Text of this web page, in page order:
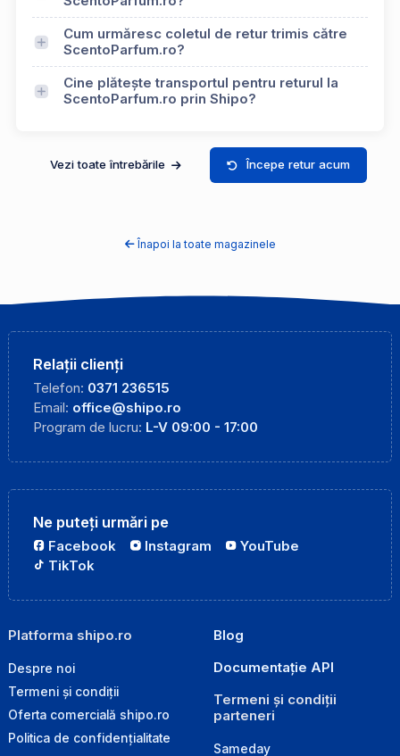
Cum urmăresc coletul de retur trimis către
ScentoParfum.ro?
Cine plătește transportul pentru returul la
ScentoParfum.ro prin Shipo?
Vezi toate întrebările Începe retur acum
Înapoi la toate magazinele
Relații clienți
Telefon: 0371 236515
Email: office@shipo.ro
Program de lucru: L-V 09:00 - 17:00
Ne puteți urmări pe
Facebook Instagram
YouTube
TikTok
Platforma shipo.ro
Despre noi
Termeni și condiții
Oferta comercială shipo.ro
Politica de confidențialitate
Blog
Documentație API
Termeni și condiții
parteneri
Sameday